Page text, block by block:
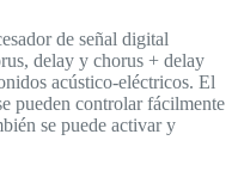
de señal digital
delay y chorus + delay
acústico-eléctricos. El
pueden controlar fácilmente
se puede activar y